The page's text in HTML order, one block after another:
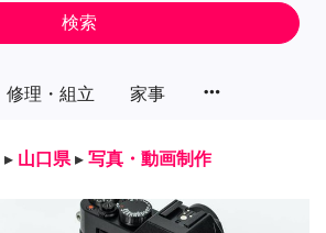
修理・組立 家事 more_horiz
検索
▸ 山口県 ▸ 写真・動画制作